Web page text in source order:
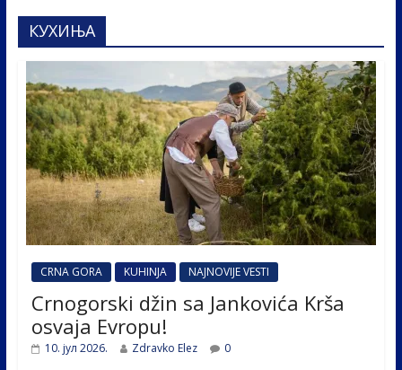
КУХИЊА
CRNA GORA KUHINJA NAJNOVIJE VESTI
Crnogorski džin sa Jankovića Krša
osvaja Evropu!
10. јул 2026. Zdravko Elez 0